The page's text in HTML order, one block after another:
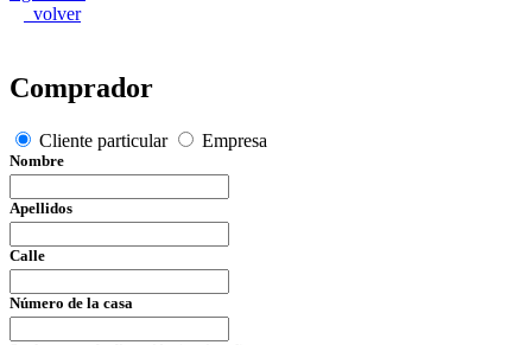
volver
Comprador
Cliente particular Empresa
Nombre
Apellidos
Calle
Número de la casa